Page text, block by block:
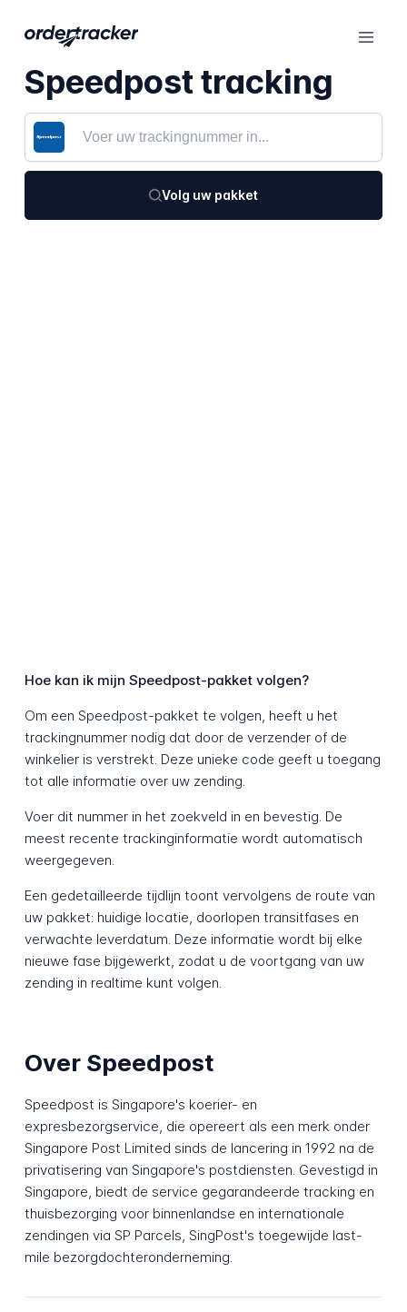
Speedpost tracking
Volg uw pakket
Hoe kan ik mijn Speedpost-pakket volgen?
Om een Speedpost-pakket te volgen, heeft u het
trackingnummer nodig dat door de verzender of de
winkelier is verstrekt. Deze unieke code geeft u toegang
tot alle informatie over uw zending.
Voer dit nummer in het zoekveld in en bevestig. De
meest recente trackinginformatie wordt automatisch
weergegeven.
Een gedetailleerde tijdlijn toont vervolgens de route van
uw pakket: huidige locatie, doorlopen transitfases en
verwachte leverdatum. Deze informatie wordt bij elke
nieuwe fase bijgewerkt, zodat u de voortgang van uw
zending in realtime kunt volgen.
Over Speedpost
Speedpost is Singapore's koerier- en
expresbezorgservice, die opereert als een merk onder
Singapore Post Limited sinds de lancering in 1992 na de
privatisering van Singapore's postdiensten. Gevestigd in
Singapore, biedt de service gegarandeerde tracking en
thuisbezorging voor binnenlandse en internationale
zendingen via SP Parcels, SingPost's toegewijde last-
mile bezorgdochteronderneming.